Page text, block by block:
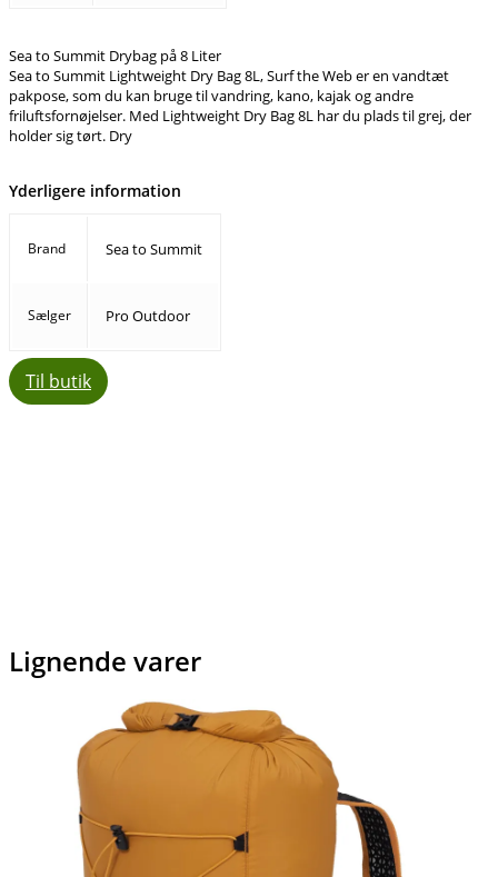
Sea to Summit Drybag på 8 Liter
Sea to Summit Lightweight Dry Bag 8L, Surf the Web er en vandtæt
pakpose, som du kan bruge til vandring, kano, kajak og andre
friluftsfornøjelser. Med Lightweight Dry Bag 8L har du plads til grej, der
holder sig tørt. Dry
Yderligere information
Brand Sea to Summit
Sælger Pro Outdoor
Til butik
Lignende varer